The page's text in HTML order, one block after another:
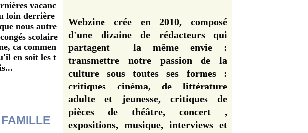
vacanc
loin derrière
nous autre
scolaire
ca commen
en soit les t
Webzine crée en 2010, composé
d'une dizaine de rédacteurs qui
partagent la même envie :
transmettre notre passion de la
culture sous toutes ses formes :
critiques cinéma, de littérature
adulte et jeunesse, critiques de
pièces de théâtre, concert ,
expositions, musique, interviews et